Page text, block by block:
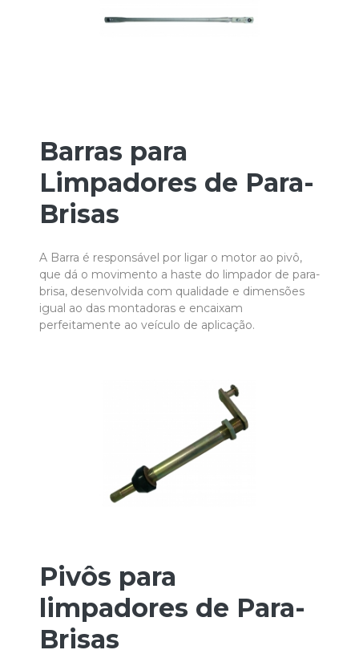
Barras para
Limpadores de Para-
Brisas
A Barra é responsável por ligar o motor ao pivô,
que dá o movimento a haste do limpador de para-
brisa, desenvolvida com qualidade e dimensões
igual ao das montadoras e encaixam
perfeitamente ao veículo de aplicação.
Pivôs para
limpadores de Para-
Brisas